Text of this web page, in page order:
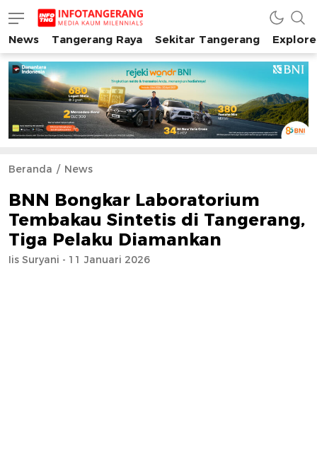
INFO TANGERANG
Media Kaum Millenials Tangerang Raya
News Tangerang Raya Sekitar Tangerang
Beranda News
BNN Bongkar Laboratorium
Tembakau Sintetis di Tangerang,
Tiga Pelaku Diamankan
Iis Suryani - 11 Januari 2026